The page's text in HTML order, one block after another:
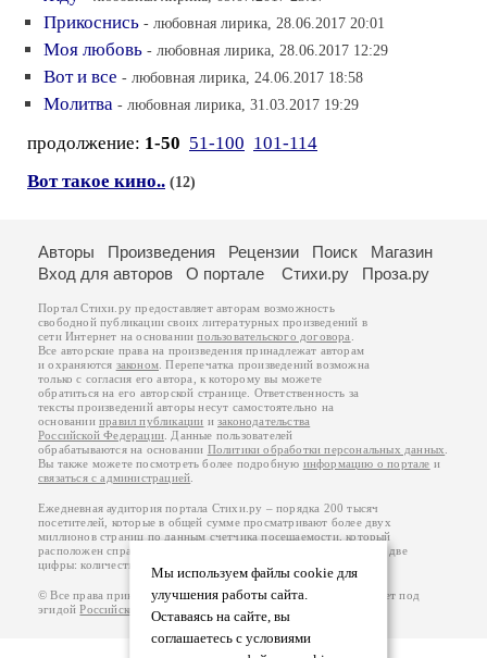
Прикоснись - любовная лирика, 28.06.2017 20:01
Моя любовь - любовная лирика, 28.06.2017 12:29
Вот и все - любовная лирика, 24.06.2017 18:58
Молитва - любовная лирика, 31.03.2017 19:29
продолжение: 1-50 51-100 101-114
Вот такое кино.. (12)
Мы используем файлы cookie для
улучшения работы сайта.
Оставаясь на сайте, вы
соглашаетесь с условиями
Авторы Произведения Рецензии Поиск
Магазин
Вход для авторов
О портале Стихи.ру Проза.ру
Портал Стихи.ру предоставляет авторам возможность
свободной публикации своих литературных произведений в
сети Интернет на основаниипользовательского договора
Все авторские права на произведения принадлежат авторам
и охраняются законом . Перепечатка произведений возможна
только с согласия его автора, к которому вы можете
обратиться на его авторской странице. Ответственность за
тексты произведений авторы несут самостоятельно на
основанииправил публикации изаконодательства
Российской Федерации . Данные пользователей
обрабатываются на основании Политики обработки персональных данных
Вы также можете посмотреть более подробную информацию о портале и
связаться с администрацией
Ежедневная аудитория портала Стихи.ру – порядка 200 тысяч
посетителей, которые в общей сумме просматривают более двух
миллионов страниц по данным счетчика посещаемости, который
расположен справа от этого текста. В каждой графе указано по две
цифры: количество просмотров и количество посетителей.
© Все права принадлежат авторам, 2000-2026. Портал работает под
эгидойРоссийского союза писателей 18+